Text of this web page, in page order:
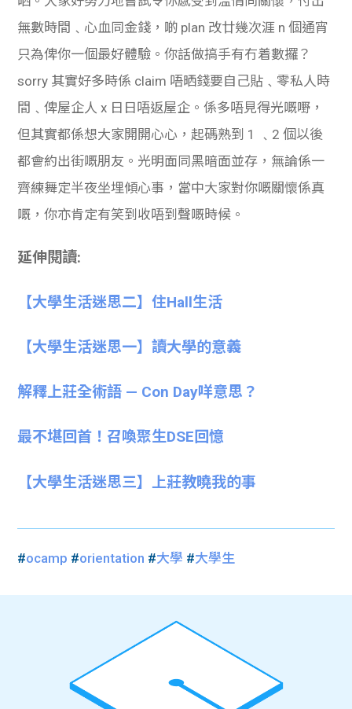
無數時間﹑心血同金錢，啲 plan 改廿幾次涯 n 個通宵
只為俾你一個最好體驗。你話做搞手有冇着數攞？
sorry 其實好多時係 claim 唔晒錢要自己貼﹑零私人時
間﹑俾屋企人 x 日日唔返屋企。係多唔見得光嘅嘢，
但其實都係想大家開開心心，起碼熟到 1 ﹑2 個以後
都會約出街嘅朋友。光明面同黑暗面並存，無論係一
齊練舞定半夜坐埋傾心事，當中大家對你嘅關懷係真
嘅，你亦肯定有笑到收唔到聲嘅時候。
延伸閱讀:
【大學生活迷思二】住Hall生活
【大學生活迷思一】讀大學的意義
解釋上莊全術語 — Con Day咩意思？
最不堪回首！召喚聚生DSE回憶
【大學生活迷思三】上莊教曉我的事
#ocamp #orientation #大學 #大學生